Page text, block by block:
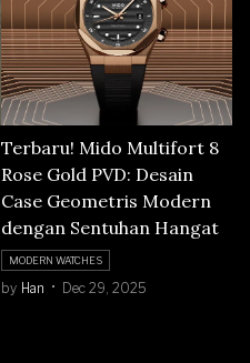
Terbaru! Mido Multifort 8
Rose Gold PVD: Desain
Case Geometris Modern
dengan Sentuhan Hangat
MODERN WATCHES
by Han Dec 29, 2025